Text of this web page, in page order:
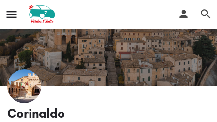
Corinaldo